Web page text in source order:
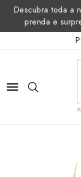
Descubra toda a
prenda e
